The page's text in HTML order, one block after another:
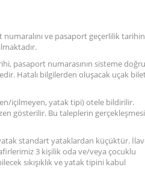
ve pasaport geçerlilik
pasaport numarasının sisteme doğru
Hatalı bilgilerden oluşacak uçak
içilmeyen, yatak tipi) otele bildirilir.
gösterilir. Bu taleplerin gerçekleşmesi
standart yataklardan küçüktür.
3 kişilik oda ve/veya çocuklu
sıkışıklık ve yatak tipini kabul